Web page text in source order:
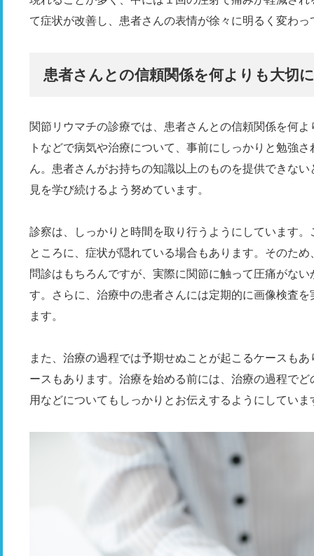
て症状が改善し、患者さんの表情が徐々に明るく変わ
患者さんとの信頼関係を何よりも大切に
関節リウマチの診療では、患者さんとの信頼関係を何
トなどで病気や治療について、事前にしっかりと勉強
ん。患者さんがお持ちの知識以上のものを提供できな
見を学び続けるよう努めています。
診察は、しっかりと時間を取り行うようにしています
ところに、症状が隠れている場合もあります。そのた
問診はもちろんですが、実際に関節に触って圧痛がな
す。さらに、治療中の患者さんには定期的に画像検査
ます。
また、治療の過程では予期せぬことが起こるケースも
ースもあります。治療を始める前には、治療の過程で
用などについてもしっかりとお伝えするようにしていま